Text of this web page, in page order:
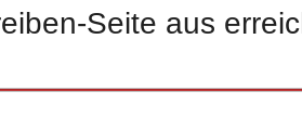
Seite aus